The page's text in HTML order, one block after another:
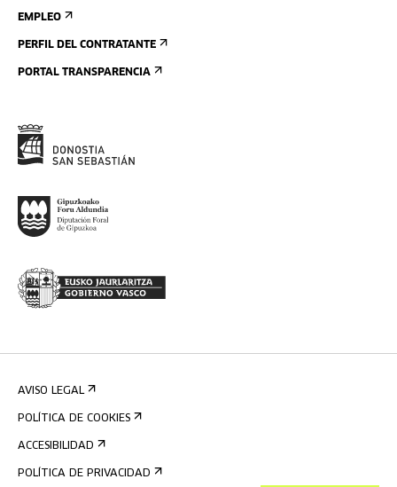
EMPLEO
PERFIL DEL CONTRATANTE
PORTAL TRANSPARENCIA
AVISO LEGAL
POLÍTICA DE COOKIES
ACCESIBILIDAD
POLÍTICA DE PRIVACIDAD